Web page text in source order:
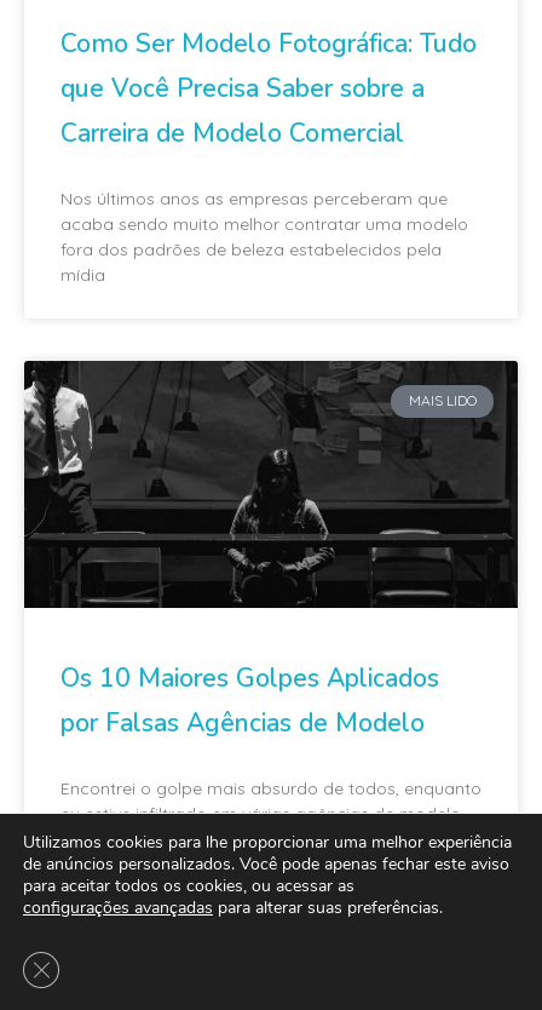
Como Ser Modelo Fotográfica: Tudo
que Você Precisa Saber sobre a
Carreira de Modelo Comercial
Nos últimos anos as empresas perceberam que
acaba sendo muito melhor contratar uma modelo
fora dos padrões de beleza estabelecidos pela
mídia
MAIS LIDO
Os 10 Maiores Golpes Aplicados
por Falsas Agências de Modelo
Encontrei o golpe mais absurdo de todos, enquanto
eu estive infiltrado em várias agências de modelo
estudando o funcionamento dos seus golpes
Utilizamos cookies para lhe proporcionar uma melhor experiência
de anúncios personalizados. Você pode apenas fechar este aviso
para aceitar todos os cookies, ou acessar as
configurações avançadas para alterar suas preferências.
Close GDPR Cookie Banner